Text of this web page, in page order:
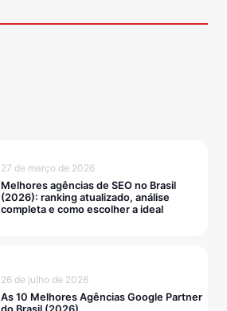
27 de março de 2026
Melhores agências de SEO no Brasil
(2026): ranking atualizado, análise
completa e como escolher a ideal
26 de julho de 2026
As 10 Melhores Agências Google Partner